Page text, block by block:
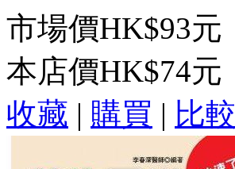
市場價HK$93元
本店價HK$74元
收藏 | 購買 | 比較